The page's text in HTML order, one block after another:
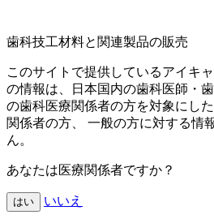
歯科技工材料と関連製品の販売
このサイトで提供しているアイキ
の情報は、日本国内の歯科医師・
の歯科医療関係者の方を対象にし
関係者の方、 一般の方に対する情
ん。
あなたは医療関係者ですか？
はい いいえ